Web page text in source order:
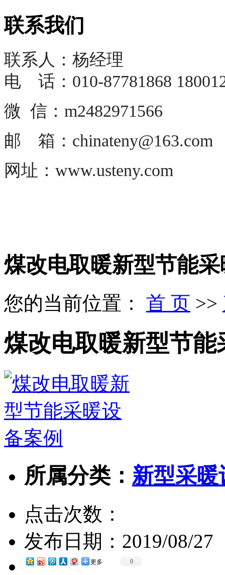
联系我们
联系人：杨经理
电 话：010-87781868
微 信：m2482971566
邮 箱：chinateny@163.com
网址：www.usteny.com
煤改电取暖新型节能
您的当前位置： 首 页 >>
煤改电取暖新型节能
所属分类： 新型采暖
点击次数：
发布日期： 2019/08/27
更多 0